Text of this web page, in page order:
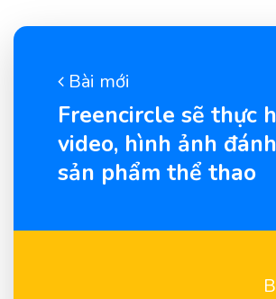
Bài mới
Freencircle sẽ thực
video, hình ảnh
sản phẩm thể thao